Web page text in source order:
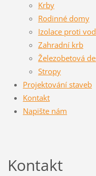
Krby
Rodinné domy
Izolace proti
Zahradní krb
Železobetová
Stropy
Projektování staveb
Kontakt
Napište nám
Kontakt